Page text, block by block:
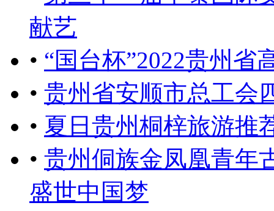
献艺
• “国台杯”2022贵州省
• 贵州省安顺市总工会
• 夏日贵州桐梓旅游推
• 贵州侗族金凤凰青年
盛世中国梦